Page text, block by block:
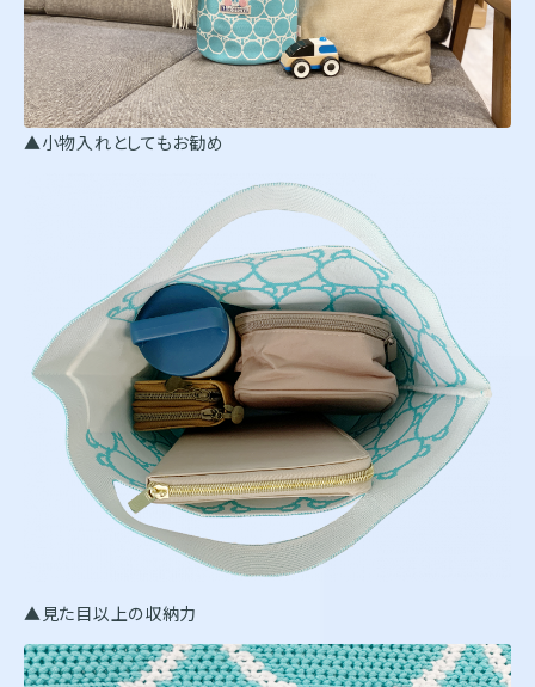
▲小物入れとしてもお勧め
▲見た目以上の収納力